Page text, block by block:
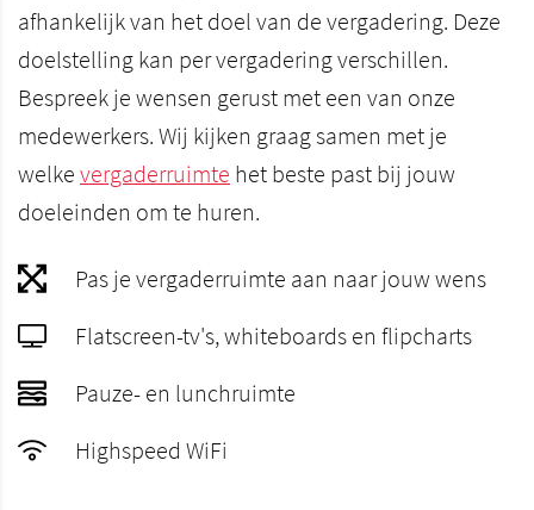
afhankelijk van het doel van de vergadering. Deze
doelstelling kan per vergadering verschillen.
Bespreek je wensen gerust met een van onze
medewerkers. Wij kijken graag samen met je
welke vergaderruimte het beste past bij jouw
doeleinden om te huren.
Pas je vergaderruimte aan naar jouw wens
Flatscreen-tv's, whiteboards en flipcharts
Pauze- en lunchruimte
Highspeed WiFi